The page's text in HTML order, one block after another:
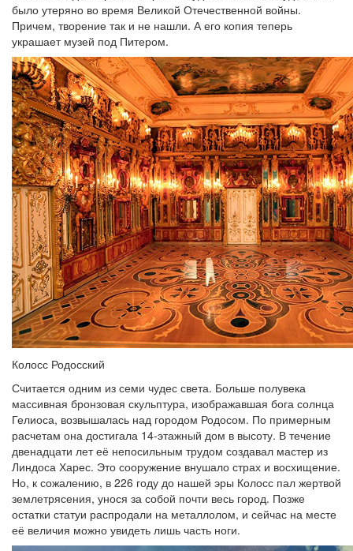
было утеряно во время Великой Отечественной войны.
Причем, творение так и не нашли. А его копия теперь
украшает музей под Питером.
Колосс Родосский
Считается одним из семи чудес света. Больше полувека
массивная бронзовая скульптура, изображавшая бога солнца
Гелиоса, возвышалась над городом Родосом. По примерным
расчетам она достигала 14-этажный дом в высоту. В течение
двенадцати лет её непосильным трудом создавал мастер из
Линдоса Харес. Это сооружение внушало страх и восхищение.
Но, к сожалению, в 226 году до нашей эры Колосс пал жертвой
землетрясения, унося за собой почти весь город. Позже
остатки статуи распродали на металлолом, и сейчас на месте
её величия можно увидеть лишь часть ноги.